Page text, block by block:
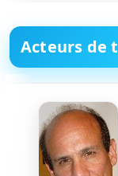
Acteurs de